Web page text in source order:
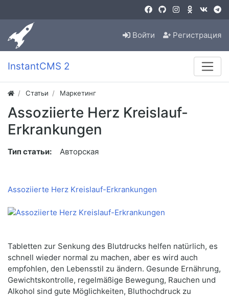
Войти Регистрация
InstantCMS 2
Статьи Маркетинг
Assoziierte Herz Kreislauf-
Erkrankungen
Тип статьи: Авторская
Assoziierte Herz Kreislauf-Erkrankungen
Tabletten zur Senkung des Blutdrucks helfen natürlich, es
schnell wieder normal zu machen, aber es wird auch
empfohlen, den Lebensstil zu ändern. Gesunde Ernährung,
Gewichtskontrolle, regelmäßige Bewegung, Rauchen und
Alkohol sind gute Möglichkeiten, Bluthochdruck zu